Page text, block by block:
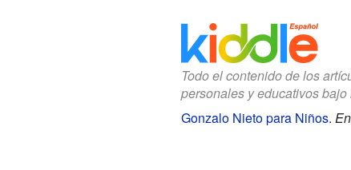
Todo el contenido de los
personales y educativos
Gonzalo Nieto para Niños.